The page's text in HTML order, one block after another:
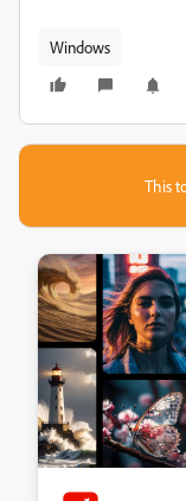
Windows
This